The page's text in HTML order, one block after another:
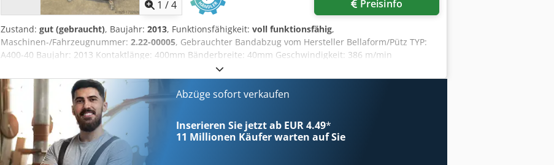
1 /4 Preisinfo
Zustand: gut (gebraucht), Baujahr: 2013, Funktionsfähigkeit: voll funktionsfähig,
Maschinen-/Fahrzeugnummer: 2.22-00005, Gebrauchter Bandabzug vom Hersteller Bellaform/Pütz TYP:
A400-40 Baujahr: 2013 Kontaktlänge: 400mm Bänderbreite: 40mm Geschwindigkeit: 386 m/min
Abzüge sofort verkaufen
Inserieren Sie jetzt ab EUR 4.49*
11 Millionen Käufer warten auf Sie